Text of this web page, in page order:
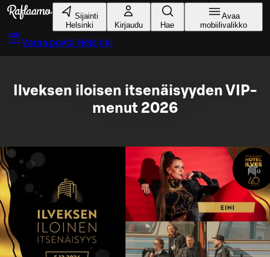
Siirry pääsisältöön
Sijainti
Helsinki
Kirjaudu Hae
Avaa
mobiilivalikko
Varaa pöytä Helsinki
Ilveksen iloisen itsenäisyyden VIP-
menut 2026